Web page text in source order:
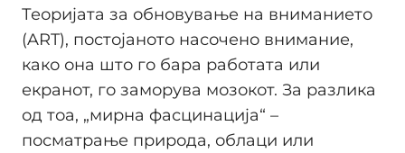
Теоријата за обновување на вниманието
(ART), постојаното насочено внимание,
како она што го бара работата или
екранот, го заморува мозокот. За разлика
од тоа, „мирна фасцинација“ –
посматрање природа, облаци или